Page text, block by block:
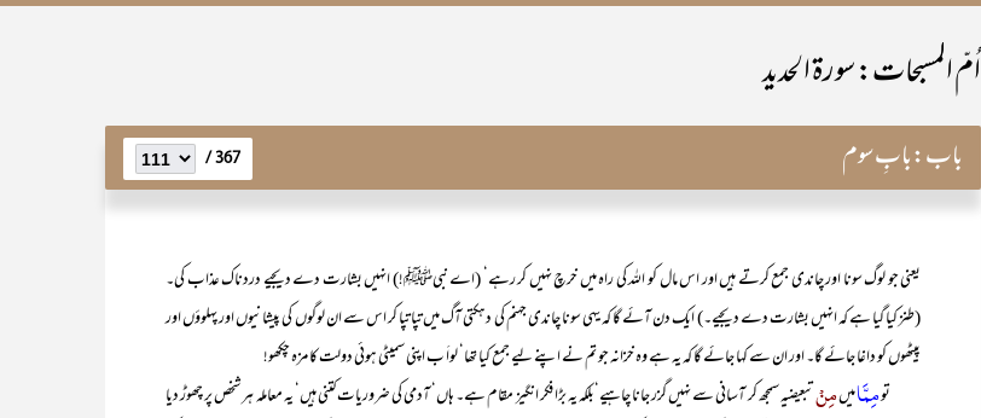
اُمّ المسبحات: سورۃ الحدید
باب:بابِ سوم 367 /
یعنی جو لوگ سونا اور چاندی جمع کرتے ہیں اور اس مال کو اللہ کی راہ میں خرچ نہیں کر رہے‘ (اے نبیﷺ!) انہیں بشارت دے دیجیے دردناک عذاب کی۔
(طنز کیا گیا ہے کہ انہیں بشارت دے دیجیے۔) ایک دن آئے گا کہ یہی سونا چاندی جہنم کی دہکتی آگ میں تپا تپا کر اس سے ان لوگوں کی پیشانیوں اور پہلوؤں اور
پیٹھوں کو داغا جائے گا۔ اور ان سے کہا جائے گا کہ یہ ہے وہ خزانہ جو تم نے اپنے لیے جمع کیا تھا‘ لواَ ب اپنی سمیٹی ہوئی دولت کا مزہ چکھو!
تومِمَّامیںمِنْتبعیضیہ سمجھ کر آسانی سے نہیں گزر جانا چاہیے‘بلکہ یہ بڑا فکر انگیز مقام ہے۔ ہاں‘ آدمی کی ضروریات کتنی ہیں‘ یہ معاملہ ہر شخص پر چھوڑ دیا